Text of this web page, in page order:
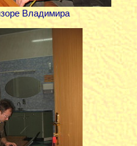
Владимира